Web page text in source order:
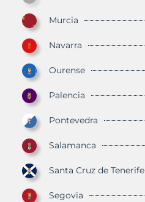
Murcia
Navarra
Ourense
Palencia
Pontevedra
Salamanca
Santa Cruz de Tenerife
Segovia